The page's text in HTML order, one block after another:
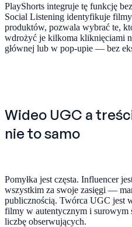
PlayShorts integruje tę funkcję
Social Listening identyfikuje
produktów, pozwala wybrać te,
wdrożyć je kilkoma kliknięciami
głównej lub w pop-upie — bez
Wideo UGC a
nie to samo
Pomyłka jest częsta. Influencer
wszystkim za swoje zasięgi —
publicznością. Twórca UGC jest
filmy w autentycznym i surowym
liczbę obserwujących.